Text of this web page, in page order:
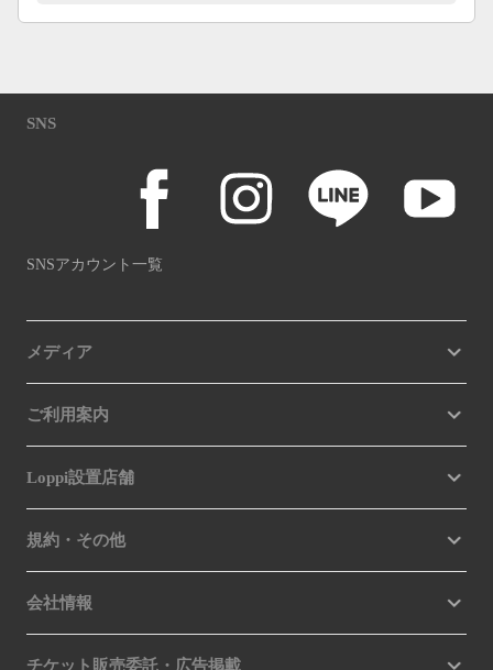
SNS
SNSアカウント一覧
メディア
ご利用案内
Loppi設置店舗
規約・その他
会社情報
チケット販売委託・広告掲載